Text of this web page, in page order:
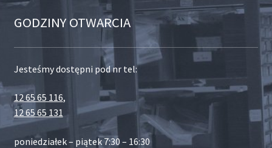
GODZINY OTWARCIA
Jesteśmy dostępni pod nr tel:
12 65 65 116,
12 65 65 131
poniedziałek – piątek 7:30 – 16:30